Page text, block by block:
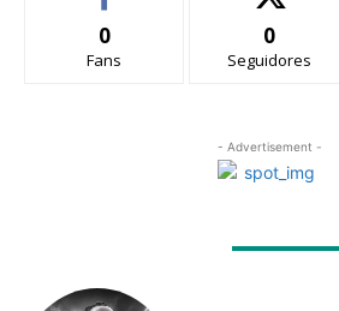
0
Fans
0
Seguidores
- Advertisement -